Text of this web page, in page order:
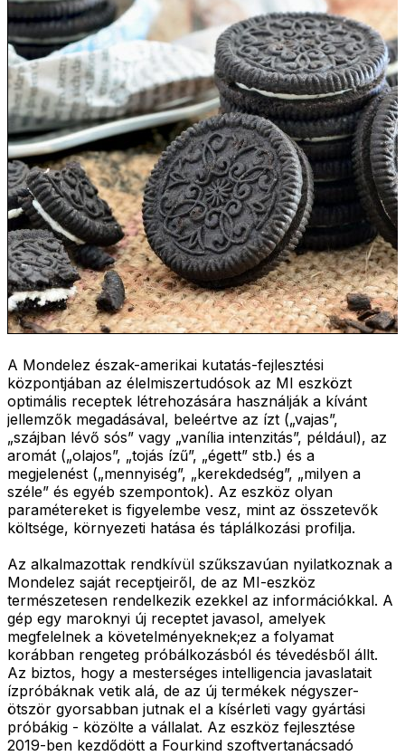
A Mondelez észak-amerikai kutatás-fejlesztési
központjában az élelmiszertudósok az MI eszközt
optimális receptek létrehozására használják a kívánt
jellemzők megadásával, beleértve az ízt („vajas”,
„szájban lévő sós” vagy „vanília intenzitás”, például), az
aromát („olajos”, „tojás ízű”, „égett” stb.) és a
megjelenést („mennyiség”, „kerekdedség”, „milyen a
széle” és egyéb szempontok). Az eszköz olyan
paramétereket is figyelembe vesz, mint az összetevők
költsége, környezeti hatása és táplálkozási profilja.
Az alkalmazottak rendkívül szűkszavúan nyilatkoznak a
Mondelez saját receptjeiről, de az MI-eszköz
természetesen rendelkezik ezekkel az információkkal. A
gép egy maroknyi új receptet javasol, amelyek
megfelelnek a követelményeknek;ez a folyamat
korábban rengeteg próbálkozásból és tévedésből állt.
Az biztos, hogy a mesterséges intelligencia javaslatait
ízpróbáknak vetik alá, de az új termékek négyszer-
ötször gyorsabban jutnak el a kísérleti vagy gyártási
próbákig - közölte a vállalat. Az eszköz fejlesztése
2019-ben kezdődött a Fourkind szoftvertanácsadó